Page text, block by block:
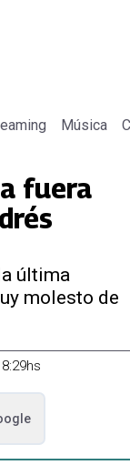
Música
fuera
última
molesto de